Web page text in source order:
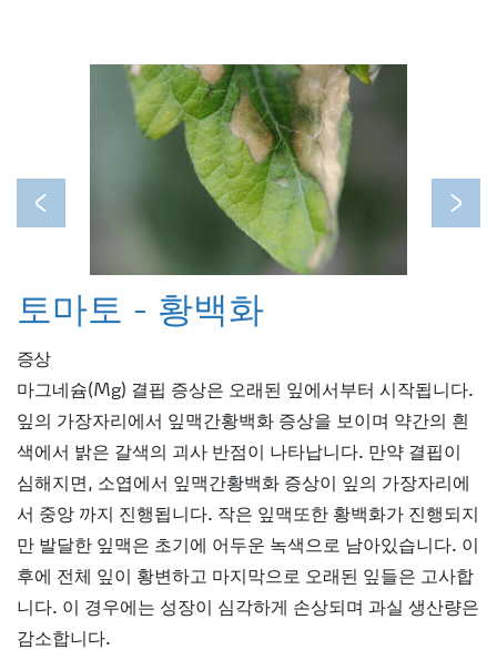
Previous Next
토마토 - 황백화
증상
마그네슘(Mg) 결핍 증상은 오래된 잎에서부터 시작됩니다.
잎의 가장자리에서 잎맥간황백화 증상을 보이며 약간의 흰
색에서 밝은 갈색의 괴사 반점이 나타납니다. 만약 결핍이
심해지면, 소엽에서 잎맥간황백화 증상이 잎의 가장자리에
서 중앙 까지 진행됩니다. 작은 잎맥또한 황백화가 진행되지
만 발달한 잎맥은 초기에 어두운 녹색으로 남아있습니다. 이
후에 전체 잎이 황변하고 마지막으로 오래된 잎들은 고사합
니다. 이 경우에는 성장이 심각하게 손상되며 과실 생산량은
감소합니다.